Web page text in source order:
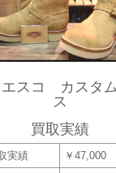
エスコ カスタ
ス
買取実績
実績
￥47,000